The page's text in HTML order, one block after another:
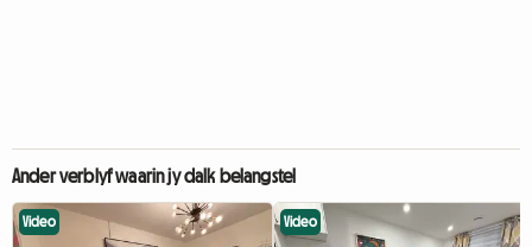
Ander verblyf waarin jy dalk belangstel
Video Video